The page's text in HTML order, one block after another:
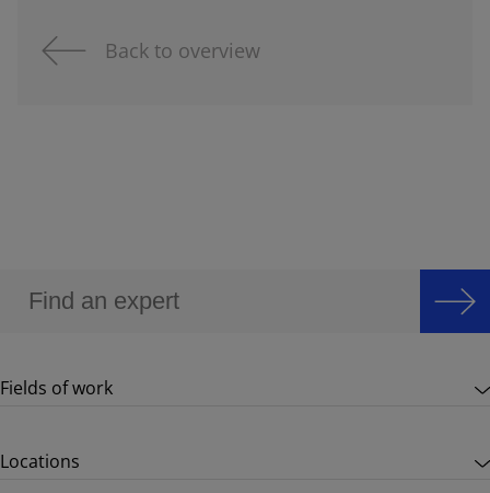
Back to overview
Fields of work
Locations